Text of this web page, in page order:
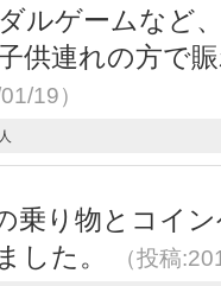
ルゲームなど
供連れの方で
19）
人
乗り物とコイ
した。
（投稿